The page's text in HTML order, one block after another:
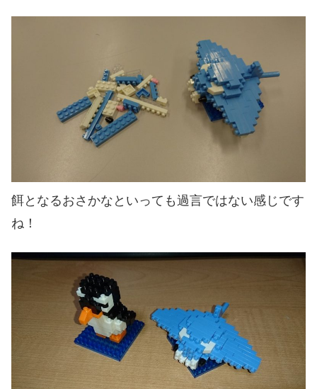
餌となるおさかなといっても過言ではない感じです
ね！